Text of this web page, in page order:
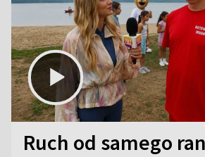
Ruch od samego